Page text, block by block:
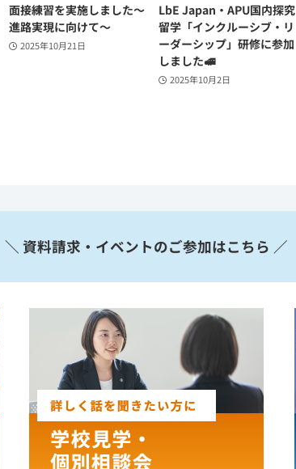
面接練習を実施しました～
進路実現に向けて～
2025年10月21日
LbE Japan・APU国内探究
留学「インクルーシブ・リ
ーダーシップ」研修に参加
しました🚅
2025年10月2日
＼ 資料請求・イベントのご参加はこちら ／